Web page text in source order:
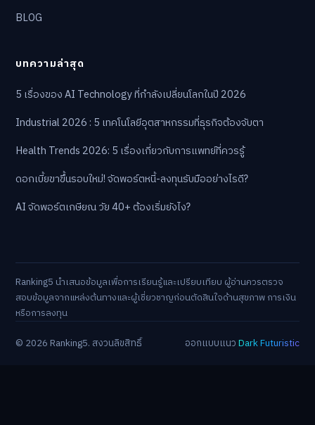
BLOG
บทความล่าสุด
5 เรื่องของ AI Technology ที่กำลังเปลี่ยนโลกในปี 2026
Industrial 2026 : 5 เทคโนโลยีอุตสาหกรรมที่ธุรกิจต้องจับตา
Health Trends 2026: 5 เรื่องเกี่ยวกับการแพทย์ที่ควรรู้
ดอกเบี้ยขาขึ้นรอบใหม่! จัดพอร์ตหนี้-ลงทุนรับมืออย่างไรดี?
AI จัดพอร์ตเกษียณ วัย 40+ ต้องเริ่มยังไง?
Ranking5 นำเสนอข้อมูลเพื่อการเรียนรู้และเปรียบเทียบ ผู้อ่านควรตรวจ
สอบข้อมูลจากแหล่งต้นทางและผู้เชี่ยวชาญก่อนตัดสินใจด้านสุขภาพ การเงิน
หรือการลงทุน
© 2026 Ranking5. สงวนลิขสิทธิ์
ออกแบบแนวDark Futuristic